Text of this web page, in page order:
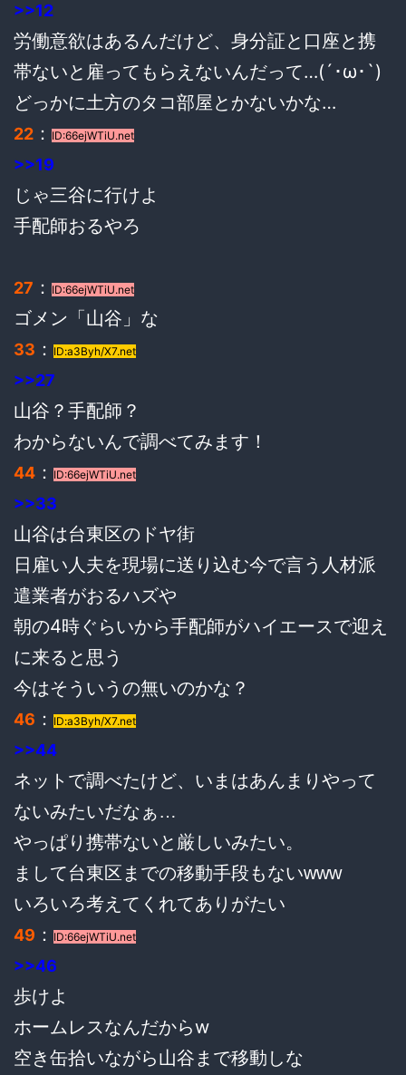
>>12
労働意欲はあるんだけど、身分証と口座と携
帯ないと雇ってもらえないんだって…(´･ω･`)
どっかに土方のタコ部屋とかないかな…
22 ： ID:66ejWTiU.net
>>19
じゃ三谷に行けよ
手配師おるやろ
27 ： ID:66ejWTiU.net
ゴメン「山谷」な
33 ： ID:a3Byh/X7.net
>>27
山谷？手配師？
わからないんで調べてみます！
44 ： ID:66ejWTiU.net
>>33
山谷は台東区のドヤ街
日雇い人夫を現場に送り込む今で言う人材派
遣業者がおるハズや
朝の4時ぐらいから手配師がハイエースで迎え
に来ると思う
今はそういうの無いのかな？
46 ： ID:a3Byh/X7.net
>>44
ネットで調べたけど、いまはあんまりやって
ないみたいだなぁ…
やっぱり携帯ないと厳しいみたい。
まして台東区までの移動手段もないwww
いろいろ考えてくれてありがたい
49 ： ID:66ejWTiU.net
>>46
歩けよ
ホームレスなんだからw
空き缶拾いながら山谷まで移動しな